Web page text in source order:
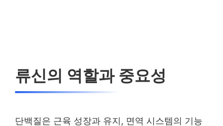
류신의 역할과 중요성
단백질은 근육 성장과 유지, 면역 시스템의 기능